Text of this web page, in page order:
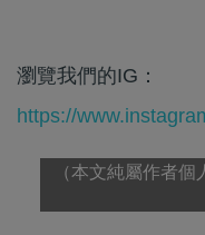
瀏覽我們的IG：
https://
（本文純屬作者